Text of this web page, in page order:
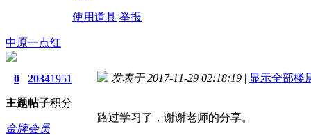
使用道具 举报
中原一点红
0
主题
2034
帖子
1951
积分
金牌会员
发表于 2017-11-29 02:18:19 | 显示全部楼
路过学习了，谢谢老师的分享。